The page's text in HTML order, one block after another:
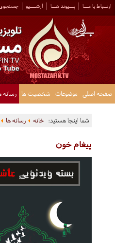
ارتــباط با مـــا پـــیوند هـــا آرشــــیو جستجوی
صفحه اصلی موضوعات شخصیت ها رسانه
شما اینجا هستید: خانه رسانه ها
پیغام خون